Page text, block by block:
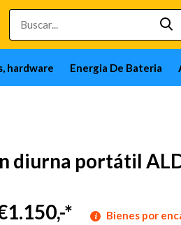
hardware Energia De Bateria
diurna portátil
*
Bienes por